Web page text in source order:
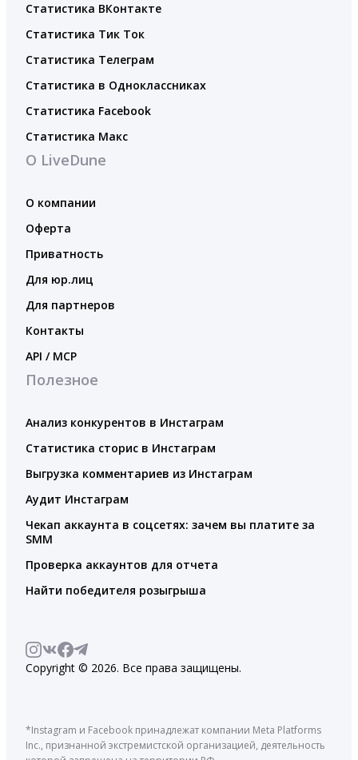
Статистика ВКонтакте
Статистика Тик Ток
Статистика Телеграм
Статистика в Одноклассниках
Статистика Facebook
Статистика Макс
О LiveDune
О компании
Оферта
Приватность
Для юр.лиц
Для партнеров
Контакты
API / MCP
Полезное
Анализ конкурентов в Инстаграм
Статистика сторис в Инстаграм
Выгрузка комментариев из Инстаграм
Аудит Инстаграм
Чекап аккаунта в соцсетях: зачем вы платите за
SMM
Проверка аккаунтов для отчета
Найти победителя розыгрыша
Copyright © 2026. Все права защищены.
*Instagram и Facebook принадлежат компании Meta Platforms
Inc., признанной экстремистской организацией, деятельность